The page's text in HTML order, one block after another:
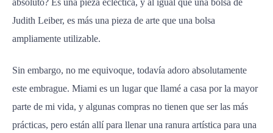
absoluto? Es una pieza ecléctica, y al igual que una bolsa de
Judith Leiber, es más una pieza de arte que una bolsa
ampliamente utilizable.
Sin embargo, no me equivoque, todavía adoro absolutamente
este embrague. Miami es un lugar que llamé a casa por la mayor
parte de mi vida, y algunas compras no tienen que ser las más
prácticas, pero están allí para llenar una ranura artística para una